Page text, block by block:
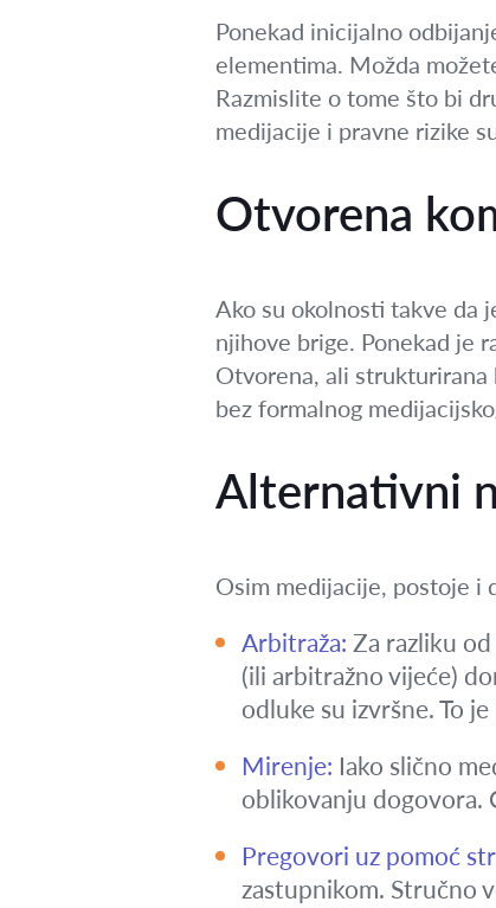
Ponekad inicijalno
elementima. Možda
Razmislite o tome što bi
medijacije i pravne rizike
Otvorena
Ako su okolnosti takve da
njihove brige. Ponekad je
Otvorena, ali strukturirana
bez formalnog
Alternativni
Osim medijacije, postoje i
Arbitraža: Za razliku
(ili arbitražno vijeće)
odluke su izvršne. To
Mirenje: Iako slično
oblikovanju dogovora.
Pregovori uz pomoć
zastupnikom. Stručno